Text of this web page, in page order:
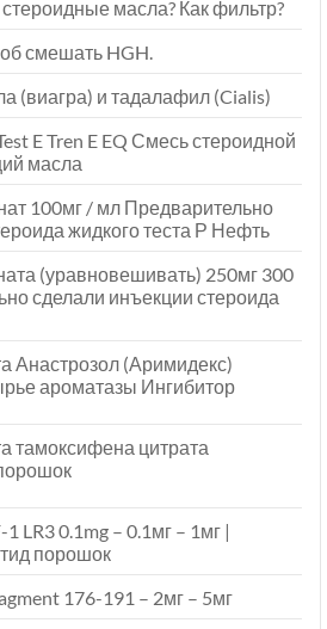
масла? Как фильтр?
смешать HGH.
(виагра) и тадалафил (Cialis)
E Tren E EQ Смесь стероидной
масла
100мг / мл Предварительно
жидкого теста Р Нефть
(уравновешивать) 250мг 300
сделали инъекции стероида
Анастрозол (Аримидекс)
ароматазы Ингибитор
тамоксифена цитрата
LR3 0.1mg – 0.1мг – 1мг |
порошок
176-191 – 2мг – 5мг